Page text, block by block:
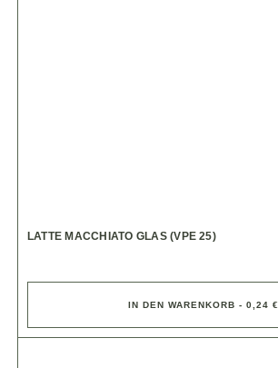
LATTE MACCHIATO GLAS (VPE 25)
IN DEN WARENKORB - 0,24 €